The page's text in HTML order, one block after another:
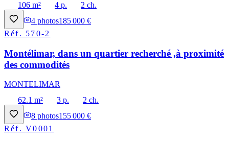
106 m²
4 p.
2 ch.
4 photos185 000 €
Réf. 570-2
Montélimar, dans un quartier recherché ,à proximité
des commodités
MONTELIMAR
62.1 m²
3 p.
2 ch.
8 photos155 000 €
Réf.V0001